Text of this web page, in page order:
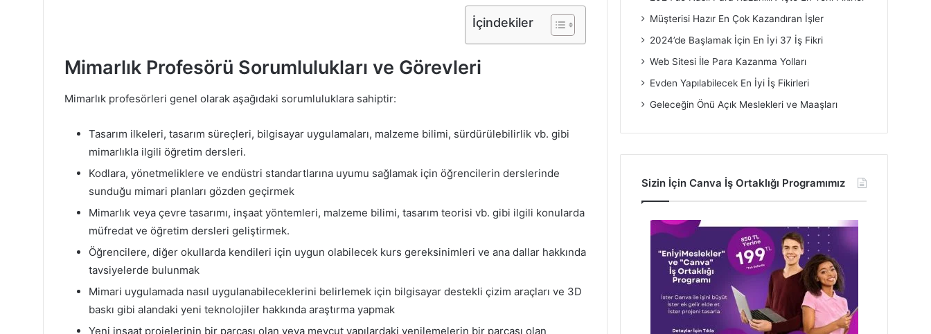
İçindekiler
Mimarlık Profesörü Sorumlulukları ve Görevleri
Mimarlık profesörleri genel olarak aşağıdaki sorumluluklara sahiptir:
Tasarım ilkeleri, tasarım süreçleri, bilgisayar uygulamaları, malzeme bilimi, sürdürülebilirlik vb. gibi
mimarlıkla ilgili öğretim dersleri.
Kodlara, yönetmeliklere ve endüstri standartlarına uyumu sağlamak için öğrencilerin derslerinde
sunduğu mimari planları gözden geçirmek
Mimarlık veya çevre tasarımı, inşaat yöntemleri, malzeme bilimi, tasarım teorisi vb. gibi ilgili konularda
müfredat ve öğretim dersleri geliştirmek.
Öğrencilere, diğer okullarda kendileri için uygun olabilecek kurs gereksinimleri ve ana dallar hakkında
tavsiyelerde bulunmak
Mimari uygulamada nasıl uygulanabileceklerini belirlemek için bilgisayar destekli çizim araçları ve 3D
baskı gibi alandaki yeni teknolojiler hakkında araştırma yapmak
Yeni inşaat projelerinin bir parçası olan veya mevcut yapılardaki yenilemelerin bir parçası olan
Müşterisi Hazır En Çok Kazandıran İşler
2024’de Başlamak İçin En İyi 37 İş Fikri
Web Sitesi İle Para Kazanma Yolları
Evden Yapılabilecek En İyi İş Fikirleri
Geleceğin Önü Açık Meslekleri ve Maaşları
Sizin İçin Canva İş Ortaklığı Programımız